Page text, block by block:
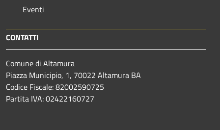
Eventi
CONTATTI
Comune di Altamura
Piazza Municipio, 1, 70022 Altamura BA
Codice Fiscale: 82002590725
Partita IVA: 02422160727